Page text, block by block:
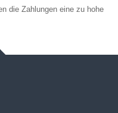
die Zahlungen eine zu hohe